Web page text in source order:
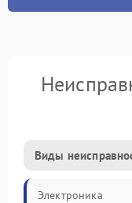
Виды
Электроника